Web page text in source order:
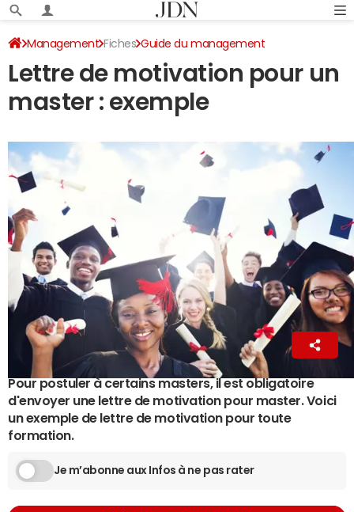
Management Fiches Guide du management
Lettre de motivation
Lettre de motivation pour un
master : exemple
La Rédaction
7 mars 2022 17:55
Pour postuler à certains masters, il est obligatoire
d'envoyer une lettre de motivation pour master. Voici
un exemple de lettre de motivation pour toute
formation.
Je m’abonne aux Infos à ne pas rater